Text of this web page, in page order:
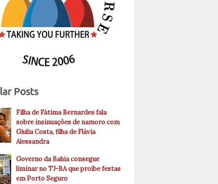
Posts
Filha de Fátima Bernardes fala
sobre insinuações de namoro com
Giulia Costa, filha de Flávia
Alessandra
Governo da Bahia consegue
liminar no TJ-BA que proíbe festas
em Porto Seguro